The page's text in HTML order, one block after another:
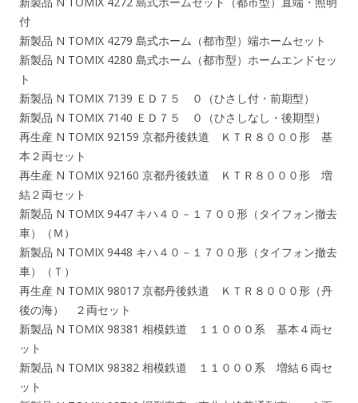
付
新製品 N TOMIX 4279 島式ホーム（都市型）端ホームセット
新製品 N TOMIX 4280 島式ホーム（都市型）ホームエンドセッ
ト
新製品 N TOMIX 7139 ＥＤ７５ ０（ひさし付・前期型）
新製品 N TOMIX 7140 ＥＤ７５ ０（ひさしなし・後期型）
再生産 N TOMIX 92159 京都丹後鉄道 ＫＴＲ８０００形 基
本２両セット
再生産 N TOMIX 92160 京都丹後鉄道 ＫＴＲ８０００形 増
結２両セット
新製品 N TOMIX 9447 キハ４０－１７００形（タイフォン撤去
車）（Ｍ）
新製品 N TOMIX 9448 キハ４０－１７００形（タイフォン撤去
車）（Ｔ）
再生産 N TOMIX 98017 京都丹後鉄道 ＫＴＲ８０００形（丹
後の海） ２両セット
新製品 N TOMIX 98381 相模鉄道 １１０００系 基本４両セ
ット
新製品 N TOMIX 98382 相模鉄道 １１０００系 増結６両セ
ット